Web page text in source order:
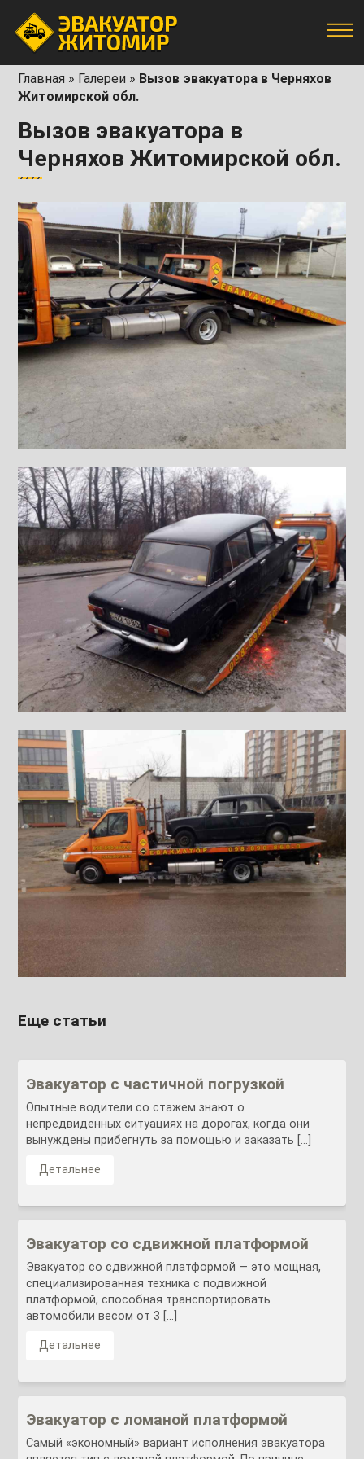
Главная » Галереи » Вызов эвакуатора в Черняхов
Житомирской обл.
Вызов эвакуатора в
Черняхов Житомирской обл.
Еще статьи
Эвакуатор с частичной погрузкой
Опытные водители со стажем знают о
непредвиденных ситуациях на дорогах, когда они
вынуждены прибегнуть за помощью и заказать […]
Детальнее
Эвакуатор со сдвижной платформой
Эвакуатор со сдвижной платформой — это мощная,
специализированная техника с подвижной
платформой, способная транспортировать
автомобили весом от 3 […]
Детальнее
Эвакуатор с ломаной платформой
Самый «экономный» вариант исполнения эвакуатора